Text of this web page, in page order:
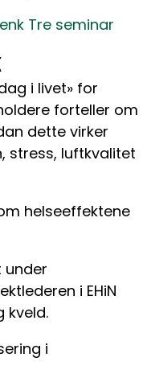
Tre seminar
i livet» for
forteller om
dette virker
stress, luftkvalitet
helseeffektene
under
i EHiN
kveld.
i